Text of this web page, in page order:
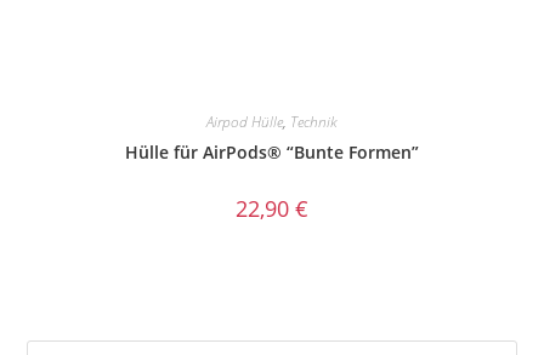
Airpod Hülle, Technik
Hülle für AirPods® “Bunte Formen”
22,90 €